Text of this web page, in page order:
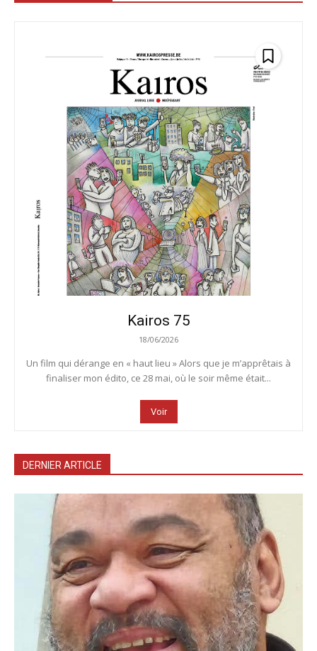
Kairos 75
18/06/2026
Un film qui dérange en « haut lieu » Alors que je m’apprêtais à
finaliser mon édito, ce 28 mai, où le soir même était...
Voir
DERNIER ARTICLE